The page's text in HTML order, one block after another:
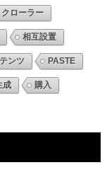
クローラー
相互設置
ンツ PASTE
成 購入